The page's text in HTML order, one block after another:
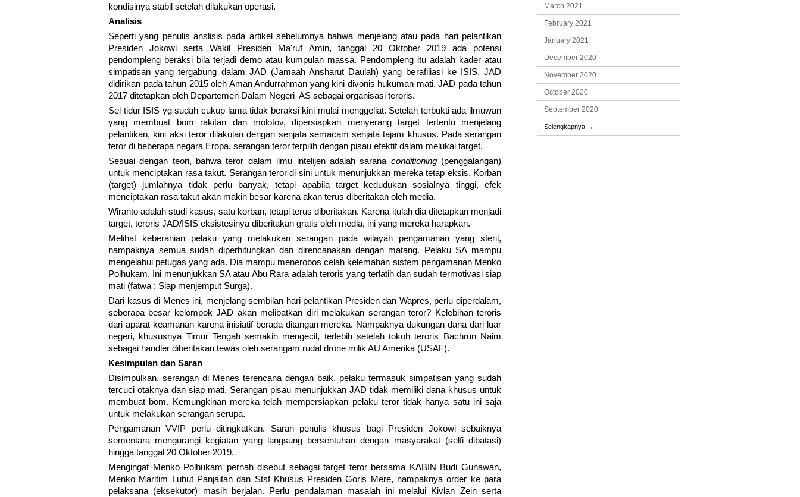
kondisinya stabil setelah dilakukan operasi.
Analisis
Seperti yang penulis anslisis pada artikel sebelumnya bahwa menjelang atau pada hari pelantikan
Presiden Jokowi serta Wakil Presiden Ma'ruf Amin, tanggal 20 Oktober 2019 ada potensi
pendompleng beraksi bila terjadi demo atau kumpulan massa. Pendompleng itu adalah kader atau
simpatisan yang tergabung dalam JAD (Jamaah Ansharut Daulah) yang berafiliasi ke ISIS. JAD
didirikan pada tahun 2015 oleh Aman Andurrahman yang kini divonis hukuman mati. JAD pada tahun
2017 ditetapkan oleh Departemen Dalam Negeri AS sebagai organisasi teroris.
Sel tidur ISIS yg sudah cukup lama tidak beraksi kini mulai menggeliat. Setelah terbukti ada ilmuwan
yang membuat bom rakitan dan molotov, dipersiapkan menyerang target tertentu menjelang
pelantikan, kini aksi teror dilakulan dengan senjata semacam senjata tajam khusus. Pada serangan
teror di beberapa negara Eropa, serangan teror terpilih dengan pisau efektif dalam melukai target.
Sesuai dengan teori, bahwa teror dalam ilmu intelijen adalah sarana conditioning(penggalangan)
untuk menciptakan rasa takut. Serangan teror di sini untuk menunjukkan mereka tetap eksis. Korban
(target) jumlahnya tidak perlu banyak, tetapi apabila target kedudukan sosialnya tinggi, efek
menciptakan rasa takut akan makin besar karena akan terus diberitakan oleh media.
Wiranto adalah studi kasus, satu korban, tetapi terus diberitakan. Karena itulah dia ditetapkan menjadi
target, teroris JAD/ISIS eksistesinya diberitakan gratis oleh media, ini yang mereka harapkan.
Melihat keberanian pelaku yang melakukan serangan pada wilayah pengamanan yang steril,
nampaknya semua sudah diperhitungkan dan direncanakan dengan matang. Pelaku SA mampu
mengelabui petugas yang ada. Dia mampu menerobos celah kelemahan sistem pengamanan Menko
Polhukam. Ini menunjukkan SA atau Abu Rara adalah teroris yang terlatih dan sudah termotivasi siap
mati (fatwa ; Siap menjemput Surga).
Dari kasus di Menes ini, menjelang sembilan hari pelantikan Presiden dan Wapres, perlu diperdalam,
seberapa besar kelompok JAD akan melibatkan diri melakukan serangan teror? Kelebihan teroris
dari aparat keamanan karena inisiatif berada ditangan mereka. Nampaknya dukungan dana dari luar
negeri, khususnya Timur Tengah semakin mengecil, terlebih setelah tokoh teroris Bachrun Naim
sebagai handler diberitakan tewas oleh serangam rudal drone milik AU Amerika (USAF).
Kesimpulan dan Saran
Disimpulkan, serangan di Menes terencana dengan baik, pelaku termasuk simpatisan yang sudah
tercuci otaknya dan siap mati. Serangan pisau menunjukkan JAD tidak memiliki dana khusus untuk
membuat bom. Kemungkinan mereka telah mempersiapkan pelaku teror tidak hanya satu ini saja
untuk melakukan serangan serupa.
Pengamanan VVIP perlu ditingkatkan. Saran penulis khusus bagi Presiden Jokowi sebaiknya
sementara mengurangi kegiatan yang langsung bersentuhan dengan masyarakat (selfi dibatasi)
hingga tanggal 20 Oktober 2019.
Mengingat Menko Polhukam pernah disebut sebagai target teror bersama KABIN Budi Gunawan,
Menko Maritim Luhut Panjaitan dan Stsf Khusus Presiden Goris Mere, nampaknya order ke para
pelaksana (eksekutor) masih berjalan. Perlu pendalaman masalah ini melalui Kivlan Zein serta
March 2021
February 2021
January 2021
December 2020
November 2020
October 2020
September 2020
Selengkapnya →